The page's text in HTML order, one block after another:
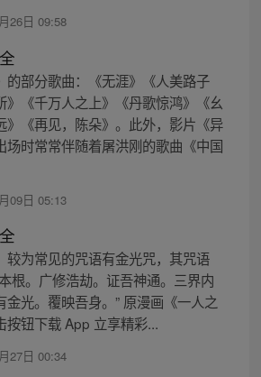
26日 09:58
的部分歌曲：《无涯》《人美路子
》《千万人之上》《丹歌惊鸿》《幺
》《再见，陈朵》。此外，影片《异
场时常常伴随着屠洪刚的歌曲《中国
09日 05:13
较为常见的咒语有金光咒，其咒语
根。广修浩劫。证吾神通。三界内
光。覆映吾身。” 原漫画《一人之
按钮下载 App 立享精彩...
27日 00:34